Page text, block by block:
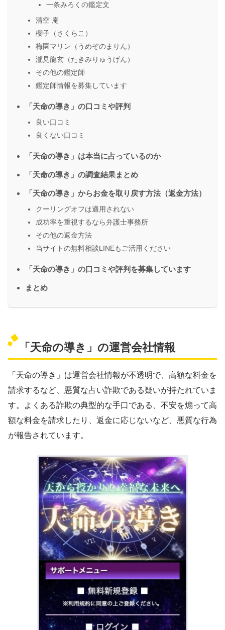
一条みろくの鑑定文
清空 庵
櫻子（さくらこ）
梅園マリン（うめぞのまりん）
瀧見龍玄（たきみりゅうげん）
その他の鑑定師
鑑定師情報を募集しています
「天命の導き」の口コミや評判
良い口コミ
良くない口コミ
「天命の導き」は本当に占っているのか
「天命の導き」の調査結果まとめ
「天命の導き」からお金を取り戻す方法（返金方法）
クーリングオフは適用されない
成功率を重視するなら弁護士事務所
その他の返金方法
当サイトの無料相談LINEもご活用ください
「天命の導き」の口コミや評判を募集しています
まとめ
「天命の導き」の運営会社情報
「天命の導き」は運営会社情報が不透明で、高額な料金を
請求するなど、悪質な占い詐欺である疑いが持たれていま
す。よくある詐欺の典型的な手口である、不安を煽って高
額な料金を請求したり、返金に応じないなど、悪質な行為
が報告されています。